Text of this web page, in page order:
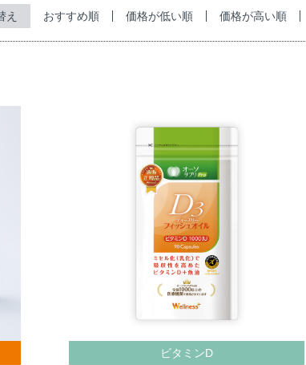
おすすめ順 価格が低い順 価格が高い順
ビタミンD